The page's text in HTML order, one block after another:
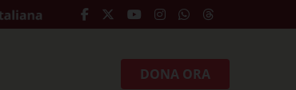
DONA ORA